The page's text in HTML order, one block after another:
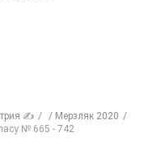
✍
Мерзляк 2020
№ 665 - 742